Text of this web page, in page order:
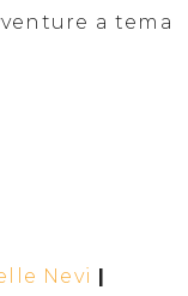
a tema
Nevi